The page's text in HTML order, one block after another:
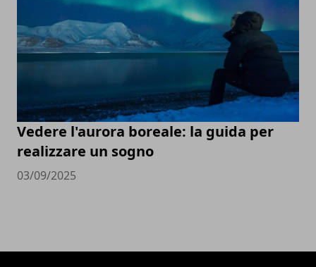
Vedere l'aurora boreale: la guida per
realizzare un sogno
03/09/2025